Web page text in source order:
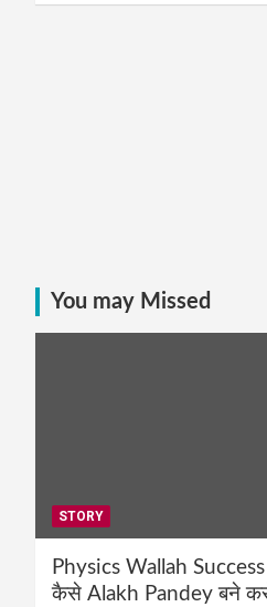
You may Missed
STORY
Physics Wallah
कैसे Alakh Pandey बने